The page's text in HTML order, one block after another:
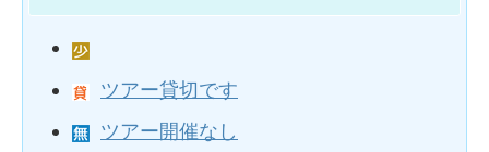
ツアー貸切です
ツアー開催なし